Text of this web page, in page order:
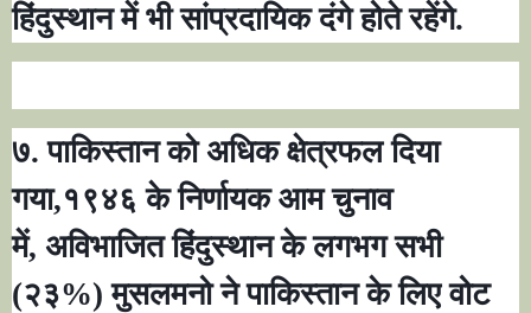
हिंदुस्थान में भी सांप्रदायिक दंगे होते रहेंगे.
७. पाकिस्तान को अधिक क्षेत्रफल दिया
गया,१९४६ के निर्णायक आम चुनाव
में, अविभाजित हिंदुस्थान के लगभग सभी
(२३%) मुसलमनो ने पाकिस्तान के लिए वोट